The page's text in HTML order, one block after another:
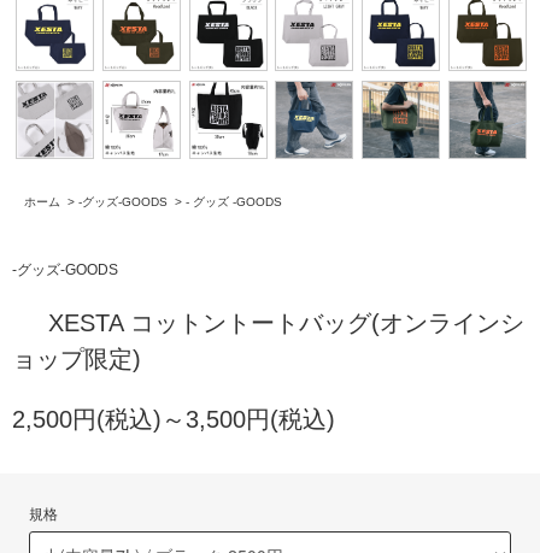
ホーム > -グッズ-GOODS > - グッズ -GOODS
-グッズ-GOODS
XESTA コットントートバッグ(オンラインシ
ョップ限定)
2,500円(税込)～3,500円(税込)
規格